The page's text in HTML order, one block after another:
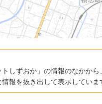
トしずおか」の情報のなかか
報を抜き出して表示していま